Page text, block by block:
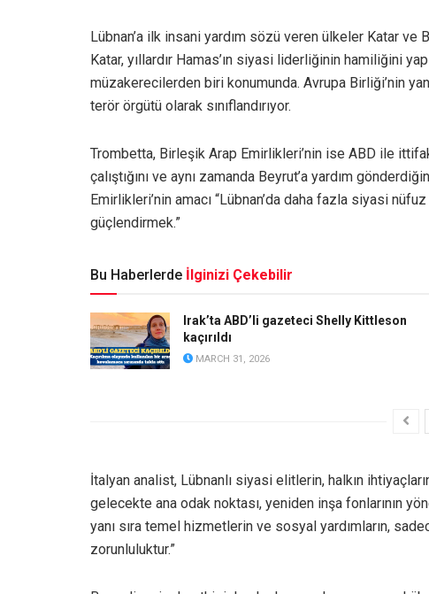
Lübnan’a ilk insani yardım sözü veren ülkeler Katar
Katar, yıllardır Hamas’ın siyasi liderliğinin hamiliğini
müzakerecilerden biri konumunda. Avrupa Birliği’nin
terör örgütü olarak sınıflandırıyor.
Trombetta, Birleşik Arap Emirlikleri’nin ise ABD ile
çalıştığını ve aynı zamanda Beyrut’a yardım
Emirlikleri’nin amacı “Lübnan’da daha fazla siyasi
güçlendirmek.”
Bu Haberlerde İlginizi Çekebilir
Irak’ta ABD’li gazeteci Shelly Kittleson
kaçırıldı
MARCH 31, 2026
İtalyan analist, Lübnanlı siyasi elitlerin, halkın
gelecekte ana odak noktası, yeniden inşa fonlarının
yanı sıra temel hizmetlerin ve sosyal yardımların,
zorunluluktur.”